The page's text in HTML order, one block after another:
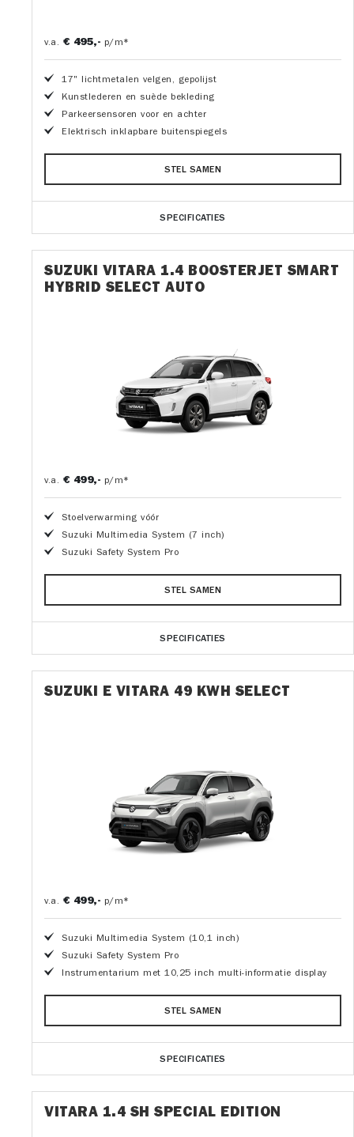
v.a. € 495,- p/m*
17" lichtmetalen velgen, gepolijst
Kunstlederen en suède bekleding
Parkeersensoren voor en achter
Elektrisch inklapbare buitenspiegels
STEL SAMEN
SPECIFICATIES
SUZUKI VITARA 1.4 BOOSTERJET SMART
HYBRID SELECT AUTO
v.a. € 499,- p/m*
Stoelverwarming vóór
Suzuki Multimedia System (7 inch)
Suzuki Safety System Pro
STEL SAMEN
SPECIFICATIES
SUZUKI E VITARA 49 KWH SELECT
v.a. € 499,- p/m*
Suzuki Multimedia System (10,1 inch)
Suzuki Safety System Pro
Instrumentarium met 10,25 inch multi-informatie display
STEL SAMEN
SPECIFICATIES
VITARA 1.4 SH SPECIAL EDITION